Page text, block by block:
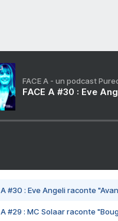
FACE A - un podcast
FACE A #30 : Eve
A #30 : Eve Angeli raconte
A #29 : MC Solaar raconte